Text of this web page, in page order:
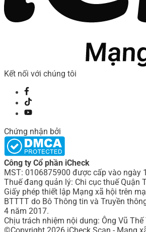
Kết nối với chúng tôi
Chứng nhận bởi
Công ty Cổ phần iCheck
MST: 0106875900 được cấp vào ngày
Thuế đang quản lý: Chi cục thuế Quận
Giấy phép thiết lập Mạng xã hội trên
BTTTT do Bô Thông tin và Truyền
4 năm 2017.
Chịu trách nhiệm nội dung: Ông Vũ Thế